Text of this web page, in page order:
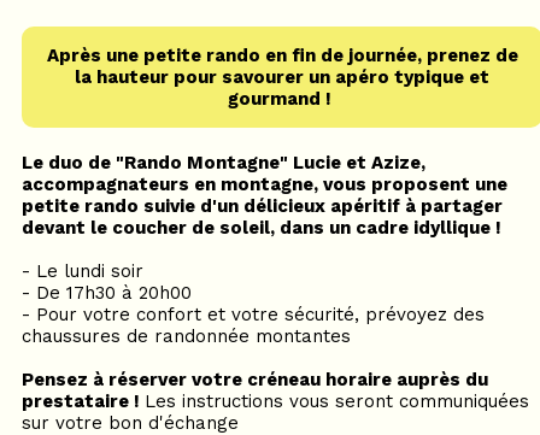
Après une petite rando en fin de journée, prenez de
la hauteur pour savourer un apéro typique et
gourmand !
Le duo de "Rando Montagne" Lucie et Azize,
accompagnateurs en montagne, vous proposent une
petite rando suivie d'un délicieux apéritif à partager
devant le coucher de soleil, dans un cadre idyllique !
- Le lundi soir
- De 17h30 à 20h00
- Pour votre confort et votre sécurité, prévoyez des
chaussures de randonnée montantes
Pensez à réserver votre créneau horaire auprès du
prestataire ! Les instructions vous seront communiquées
sur votre bon d'échange